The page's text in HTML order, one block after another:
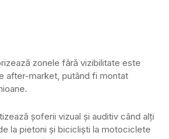
zonele fără vizibilitate este
after-market, putând fi montat
șoferii vizual și auditiv când alți
la pietoni și bicicliști la motociclete